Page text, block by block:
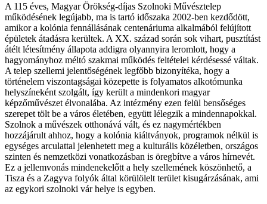
A 115 éves, Magyar Örökség-díjas Szolnoki Mű­­vész­telep
működésének legújabb, ma is tartó időszaka 2002-ben kezdődött,
amikor a kolónia fennállá­­sának centenáriuma alkalmából felújított
épületek átadásra kerültek. A XX. század során sok vihart, pusztítást
átélt létesítmény állapota addigra olyannyira leromlott, hogy a
hagyományhoz méltó szakmai működés feltételei kérdésessé váltak.
A telep szellemi jelen­tőségének legfőbb bizonyítéka, hogy a
történelem viszontagságai közepette is folyamatos alkotómunka
helyszíneként szolgált, így került a mindenkori magyar
képzőművészet élvonalába. Az intézmény ezen felül bensőséges
szerepet tölt be a város életében, együtt lélegzik a mindennapokkal.
Szolnok a művészek otthonává vált, és ez nagymértékben
hozzájárult ahhoz, hogy a kolónia kiáltványok, programok nélkül is
egységes arculattal jelenhetett meg a kul­turális közéletben, országos
szinten és nemzetközi vonatkozásban is öregbítve a város hírnevét.
Ez a jellemvonás mindenekelőtt a hely szellemének köszönhető, a
Tisza és a Zagyva folyók által körülölelt terület kisugárzásának, ami
az egykori szolnoki vár helye is egyben.